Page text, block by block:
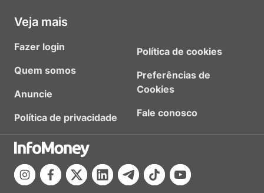
Veja mais
Fazer login
Quem somos
Anuncie
Política de privacidade
Política de cookies
Preferências de
Cookies
Fale conosco